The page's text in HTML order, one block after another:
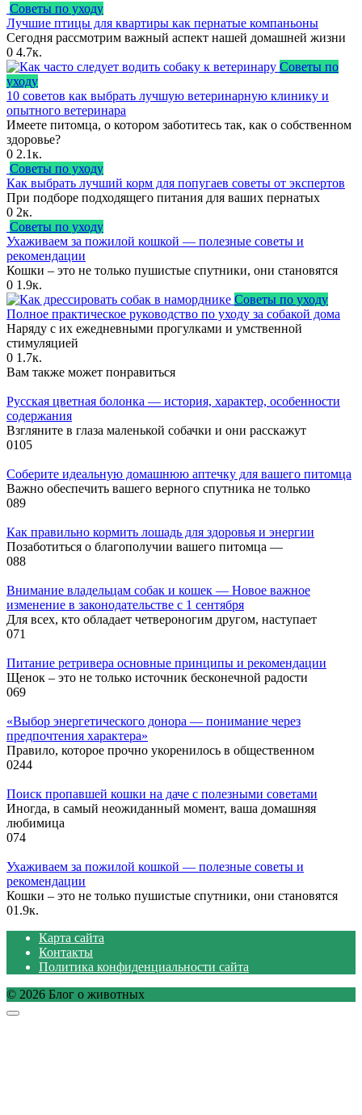
Советы по уходу
Лучшие птицы для квартиры как пернатые компаньоны
Сегодня рассмотрим важный аспект нашей домашней жизни
0 4.7к.
Советы по
уходу
10 советов как выбрать лучшую ветеринарную клинику и
опытного ветеринара
Имеете питомца, о котором заботитесь так, как о собственном
здоровье?
0 2.1к.
Советы по уходу
Как выбрать лучший корм для попугаев советы от экспертов
При подборе подходящего питания для ваших пернатых
0 2к.
Советы по уходу
Ухаживаем за пожилой кошкой — полезные советы и
рекомендации
Кошки – это не только пушистые спутники, они становятся
0 1.9к.
Советы по уходу
Полное практическое руководство по уходу за собакой дома
Наряду с их ежедневными прогулками и умственной
стимуляцией
0 1.7к.
Вам также может понравиться
Русская цветная болонка — история, характер, особенности
содержания
Взгляните в глаза маленькой собачки и они расскажут
0105
Соберите идеальную домашнюю аптечку для вашего питомца
Важно обеспечить вашего верного спутника не только
089
Как правильно кормить лошадь для здоровья и энергии
Позаботиться о благополучии вашего питомца —
088
Внимание владельцам собак и кошек — Новое важное
изменение в законодательстве с 1 сентября
Для всех, кто обладает четвероногим другом, наступает
071
Питание ретривера основные принципы и рекомендации
Щенок – это не только источник бесконечной радости
069
«Выбор энергетического донора — понимание через
предпочтения характера»
Правило, которое прочно укоренилось в общественном
0244
Поиск пропавшей кошки на даче с полезными советами
Иногда, в самый неожиданный момент, ваша домашняя
любимица
074
Ухаживаем за пожилой кошкой — полезные советы и
рекомендации
Кошки – это не только пушистые спутники, они становятся
01.9к.
Карта сайта
Контакты
Политика конфиденциальности сайта
© 2026 Блог о животных